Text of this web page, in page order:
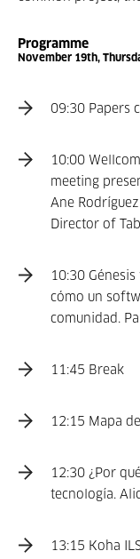
Programme
November 19th,
09:30 Papers
10:00
meeting
Ane Rodríguez
Director of
10:30
cómo un
comunidad.
11:45 Break
12:15 Mapa
12:30 ¿Por
tecnología.
13:15 Koha